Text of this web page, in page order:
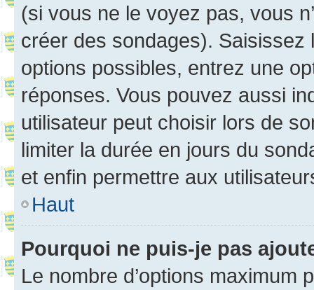
(si vous ne le voyez pas, vous
créer des sondages).
options possibles, entrez une
réponses. Vous pouvez aussi
utilisateur peut choisir lors de
limiter la durée en jours du
et enfin permettre aux
Haut
Pourquoi ne puis-je pas
Le nombre d’options maximum